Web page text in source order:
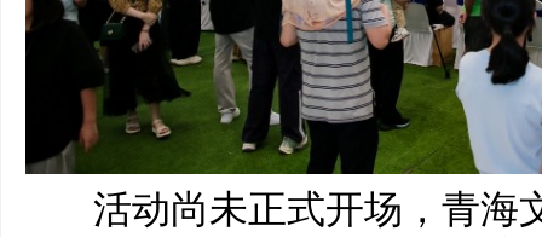
活动尚未正式开场，青海